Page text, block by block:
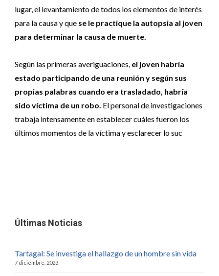
lugar, el levantamiento de todos los elementos de interés
para la causa y que se le practique la autopsia al joven
para determinar la causa de muerte.
Según las primeras averiguaciones, el joven habría
estado participando de una reunión y según sus
propias palabras cuando era trasladado, habría
sido víctima de un robo. El personal de investigaciones
trabaja intensamente en establecer cuáles fueron los
últimos momentos de la víctima y esclarecer lo suc
Últimas Noticias
Tartagal: Se investiga el hallazgo de un hombre sin vida
7 diciembre, 2023